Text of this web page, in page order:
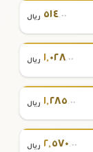
٥١٤.٠٠ ريال
١,٠٢٨.٠٠ ريال
١,٢٨٥.٠٠ ريال
٢,٥٧٠.٠٠ ريال